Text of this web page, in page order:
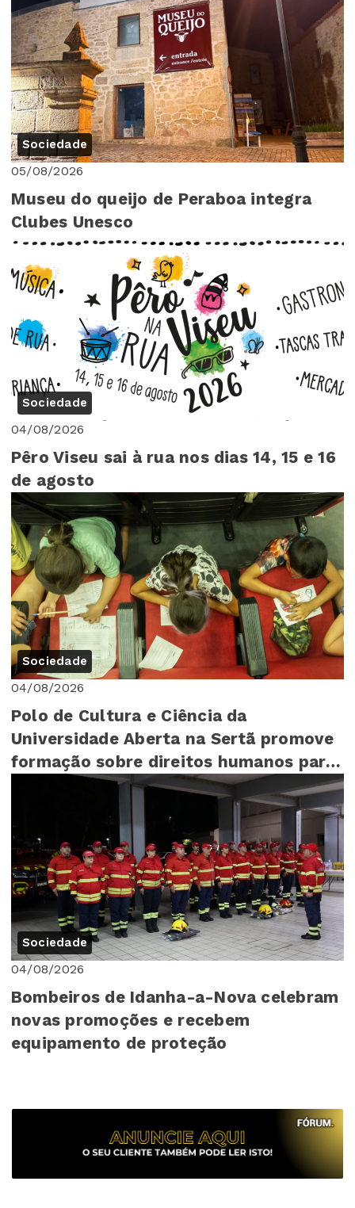
Sociedade
05/08/2026
Museu do queijo de Peraboa integra
Clubes Unesco
Sociedade
04/08/2026
Pêro Viseu sai à rua nos dias 14, 15 e 16
de agosto
Sociedade
04/08/2026
Polo de Cultura e Ciência da
Universidade Aberta na Sertã promove
formação sobre direitos humanos para
mais de 140 cr...
Sociedade
04/08/2026
Bombeiros de Idanha-a-Nova celebram
novas promoções e recebem
equipamento de proteção